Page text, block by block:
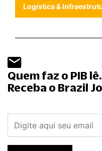
Logística &
Quem faz o PIB lê.
Receba o Brazil